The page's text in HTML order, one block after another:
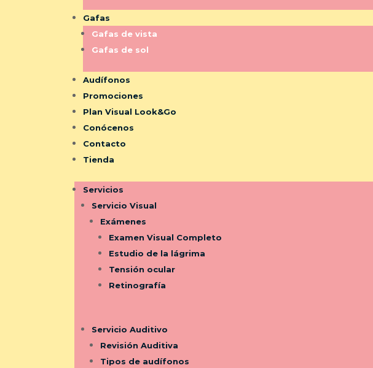
Gafas
Gafas de vista
Gafas de sol
Audífonos
Promociones
Plan Visual Look&Go
Conócenos
Contacto
Tienda
Servicios
Servicio Visual
Exámenes
Examen Visual Completo
Estudio de la lágrima
Tensión ocular
Retinografía
Servicio Auditivo
Revisión Auditiva
Tipos de audífonos